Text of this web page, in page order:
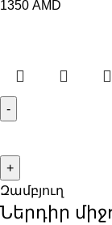
1350 AMD
Զամբյուղ
Ներդիր